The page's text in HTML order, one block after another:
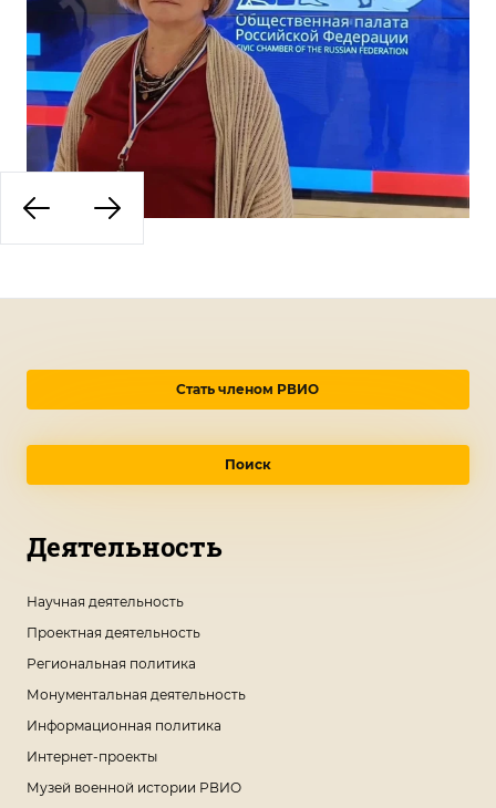
Стать членом РВИО
Поиск
Деятельность
Научная деятельность
Проектная деятельность
Региональная политика
Монументальная деятельность
Информационная политика
Интернет-проекты
Музей военной истории РВИО